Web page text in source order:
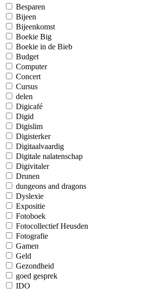
Besparen
Bijeen
Bijeenkomst
Boekie Big
Boekie in de Bieb
Budget
Computer
Concert
Cursus
delen
Digicafé
Digid
Digislim
Digisterker
Digitaalvaardig
Digitale nalatenschap
Digivitaler
Drunen
dungeons and dragons
Dyslexie
Expositie
Fotoboek
Fotocollectief Heusden
Fotografie
Gamen
Geld
Gezondheid
goed gesprek
IDO